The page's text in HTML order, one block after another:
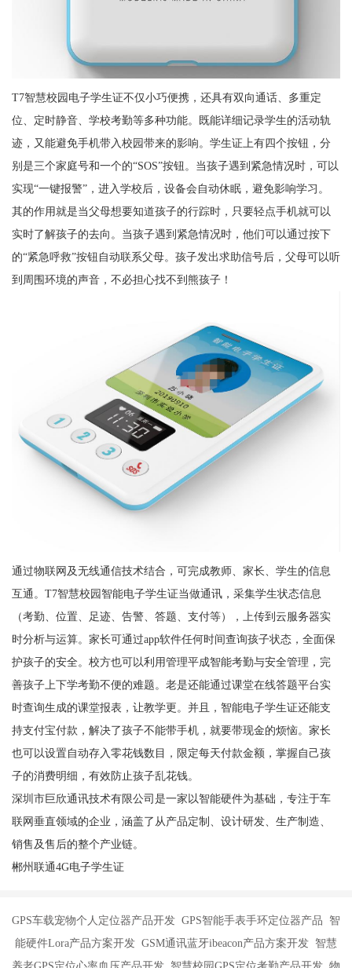
T7智慧校园电子学生证不仅小巧便携，还具有双向通话、多重定
位、定时静音、学校考勤等多种功能。既能详细记录学生的活动轨
迹，又能避免手机带入校园带来的影响。学生证上有四个按钮，分
别是三个家庭号和一个的“SOS”按钮。当孩子遇到紧急情况时，可以
实现“一键报警”，进入学校后，设备会自动休眠，避免影响学习。
其的作用就是当父母想要知道孩子的行踪时，只要轻点手机就可以
实时了解孩子的去向。当孩子遇到紧急情况时，他们可以通过按下
的“紧急呼救”按钮自动联系父母。孩子发出求助信号后，父母可以听
到周围环境的声音，不必担心找不到熊孩子！
通过物联网及无线通信技术结合，可完成教师、家长、学生的信息
互通。T7智慧校园智能电子学生证当做通讯，采集学生状态信息
（考勤、位置、足迹、告警、答题、支付等），上传到云服务器实
时分析与运算。家长可通过app软件任何时间查询孩子状态，全面保
护孩子的安全。校方也可以利用管理平成智能考勤与安全管理，完
善孩子上下学考勤不便的难题。老是还能通过课堂在线答题平台实
时查询生成的课堂报表，让教学更。并且，智能电子学生证还能支
持支付宝付款，解决了孩子不能带手机，就要带现金的烦恼。家长
也可以设置自动存入零花钱数目，限定每天付款金额，掌握自己孩
子的消费明细，有效防止孩子乱花钱。
深圳市巨欣通讯技术有限公司是一家以智能硬件为基础，专注于车
联网垂直领域的企业，涵盖了从产品定制、设计研发、生产制造、
销售及售后的整个产业链。
郴州联通4G电子学生证
GPS车载宠物个人定位器产品开发 GPS智能手表手环定位器产品 智
能硬件Lora产品方案开发 GSM通讯蓝牙ibeacon产品方案开发 智慧